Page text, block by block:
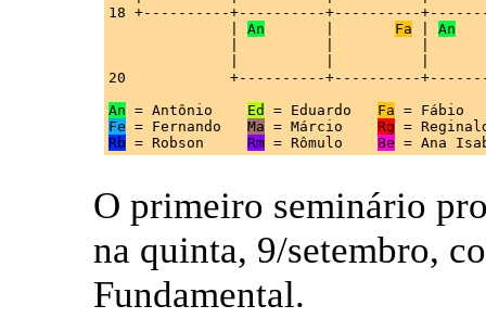
18 +----------+----------+----------
An Fa An
20            +----------+----------
An = Antônio Ed = Eduardo Fa
Fe = Fernando Ma = Márcio Rg
Rb = Robson Rm = Rômulo Be
O primeiro seminário
na quinta, 9/setembro,
Fundamental.